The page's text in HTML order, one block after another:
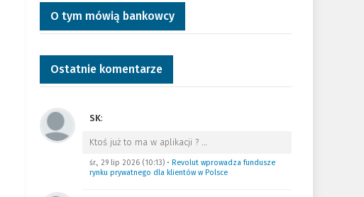
O tym mówią bankowcy
Ostatnie komentarze
SK:
Ktoś już to ma w aplikacji ? …
śr., 29 lip 2026 (10:13)• Revolut wprowadza fundusze
rynku prywatnego dla klientów w Polsce